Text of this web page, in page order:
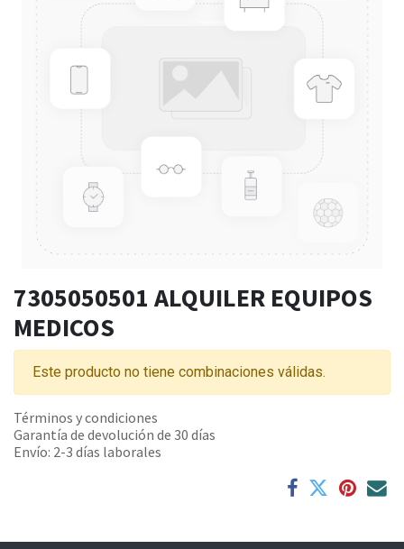
7305050501 ALQUILER EQUIPOS
MEDICOS
Este producto no tiene combinaciones válidas.
Términos y condiciones
Garantía de devolución de 30 días
Envío: 2-3 días laborales